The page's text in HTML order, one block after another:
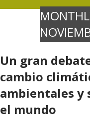
Un gran
cambio
ambientales y
el mundo